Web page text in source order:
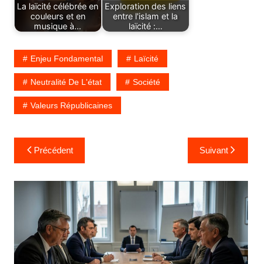
La laïcité célébrée en
couleurs et en
musique à…
Exploration des liens
entre l'islam et la
laïcité :…
Enjeu Fondamental Laïcité
Neutralité De L'état Société
Valeurs Républicaines
Navigation
de
l’article
Précédent Suivant